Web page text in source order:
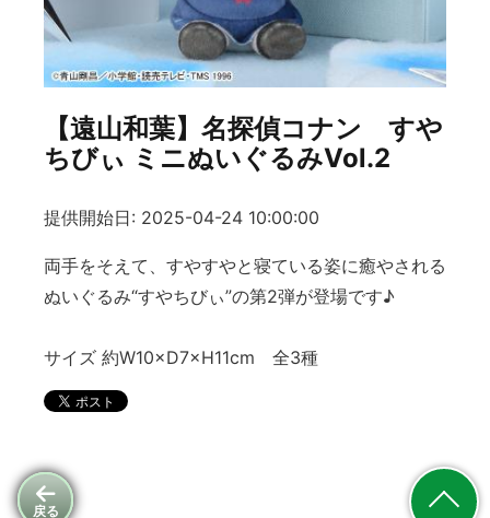
戻る
【遠山和葉】名探偵コナン すや
ちびぃ ミニぬいぐるみVol.2
提供開始日: 2025-04-24 10:00:00
両手をそえて、すやすやと寝ている姿に癒やされる
ぬいぐるみ“すやちびぃ”の第2弾が登場です♪
サイズ 約W10×D7×H11cm 全3種